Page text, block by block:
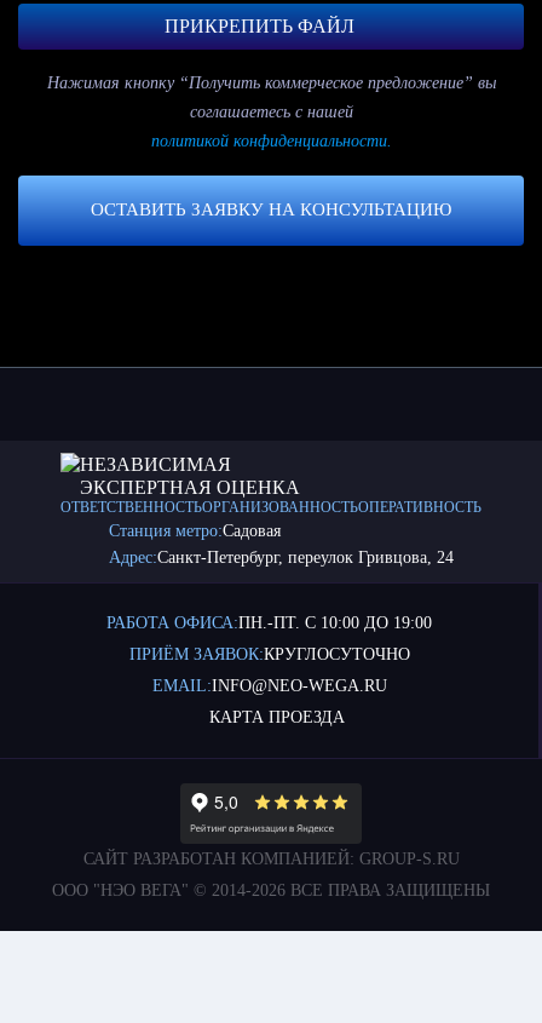
ПРИКРЕПИТЬ ФАЙЛ
Нажимая кнопку “Получить коммерческое предложение” вы
соглашаетесь с нашей
политикой конфиденциальности.
ОСТАВИТЬ ЗАЯВКУ НА КОНСУЛЬТАЦИЮ
НЕЗАВИСИМАЯ
ЭКСПЕРТНАЯ ОЦЕНКА
ОТВЕТСТВЕННОСТЬОРГАНИЗОВАННОСТЬОПЕРАТИВНОСТЬ
Станция метро:Садовая
Адрес:Санкт-Петербург, переулок Гривцова, 24
РАБОТА ОФИСА:ПН.-ПТ. С 10:00 ДО 19:00
ПРИЁМ ЗАЯВОК:КРУГЛОСУТОЧНО
EMAIL:INFO@NEO-WEGA.RU
КАРТА ПРОЕЗДА
САЙТ РАЗРАБОТАН КОМПАНИЕЙ: GROUP-S.RU
ООО "НЭО ВЕГА" © 2014-2026 ВСЕ ПРАВА ЗАЩИЩЕНЫ